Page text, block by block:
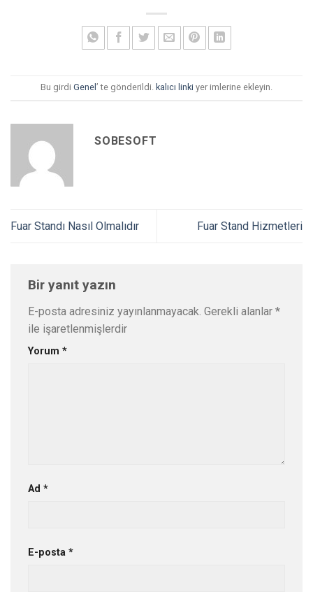
Bu girdi Genel ’ te gönderildi. kalıcı linki yer imlerine ekleyin.
SOBESOFT
Fuar Standı Nasıl Olmalıdır Fuar Stand Hizmetleri
Bir yanıt yazın
E-posta adresiniz yayınlanmayacak. Gerekli alanlar *
ile işaretlenmişlerdir
Yorum *
Ad *
E-posta *